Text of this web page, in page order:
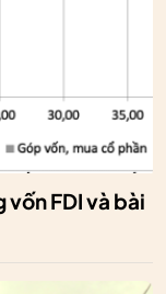
FDI và bài